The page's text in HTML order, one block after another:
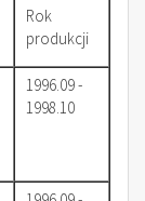
Rok
produkcji
1996.09 -
1998.10